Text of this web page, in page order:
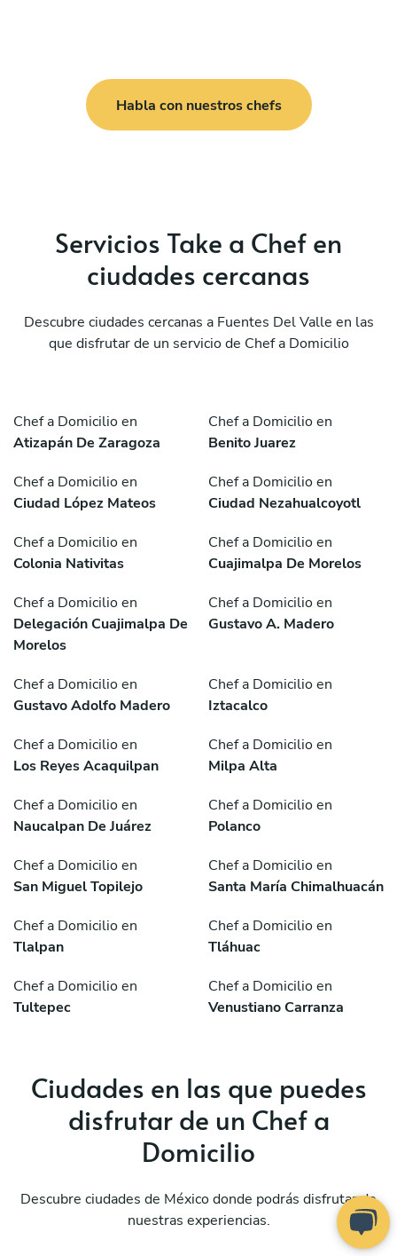
Habla con nuestros chefs
Servicios Take a Chef en
ciudades cercanas
Descubre ciudades cercanas a Fuentes Del Valle en las
que disfrutar de un servicio de Chef a Domicilio
Chef a Domicilio en
Atizapán De Zaragoza
Chef a Domicilio en
Benito Juarez
Chef a Domicilio en
Ciudad López Mateos
Chef a Domicilio en
Ciudad Nezahualcoyotl
Chef a Domicilio en
Colonia Nativitas
Chef a Domicilio en
Cuajimalpa De Morelos
Chef a Domicilio en
Delegación Cuajimalpa De
Morelos
Chef a Domicilio en
Gustavo A. Madero
Chef a Domicilio en
Gustavo Adolfo Madero
Chef a Domicilio en
Iztacalco
Chef a Domicilio en
Los Reyes Acaquilpan
Chef a Domicilio en
Milpa Alta
Chef a Domicilio en
Naucalpan De Juárez
Chef a Domicilio en
Polanco
Chef a Domicilio en
San Miguel Topilejo
Chef a Domicilio en
Santa María Chimalhuacán
Chef a Domicilio en
Tlalpan
Chef a Domicilio en
Tláhuac
Chef a Domicilio en
Tultepec
Chef a Domicilio en
Venustiano Carranza
Ciudades en las que puedes
disfrutar de un Chef a
Domicilio
Descubre ciudades de México donde podrás disfrutar de
nuestras experiencias.